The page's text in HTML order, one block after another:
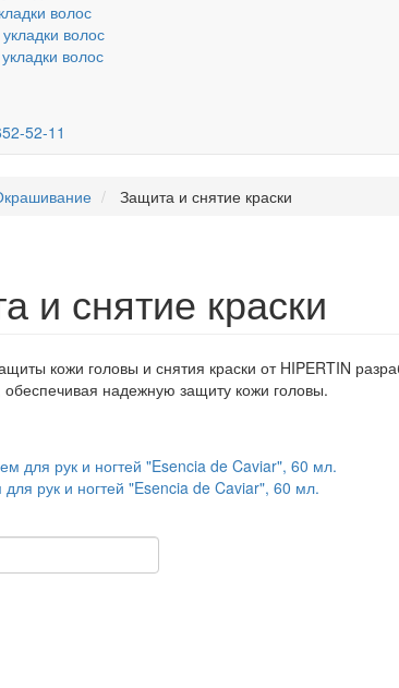
волос
волос
волос
52-11
Защита и снятие краски
и снятие краски
кожи головы и снятия краски от HIPERTIN
надежную защиту кожи головы.
рук и ногтей "Esencia de Caviar", 60 мл.